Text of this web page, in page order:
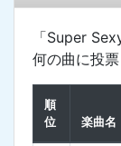
「Super
何の曲に投
順
位
楽曲名